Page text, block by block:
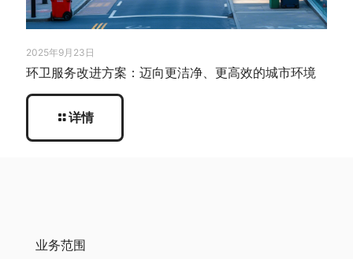
2025年9月23日
环卫服务改进方案：迈向更洁净、更高效的城市环境
详情
业务范围